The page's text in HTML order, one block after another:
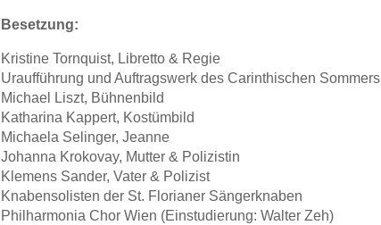
Besetzung:
Kristine Tornquist, Libretto & Regie
Uraufführung und Auftragswerk des Carinthischen Sommers
Michael Liszt, Bühnenbild
Katharina Kappert, Kostümbild
Michaela Selinger, Jeanne
Johanna Krokovay, Mutter & Polizistin
Klemens Sander, Vater & Polizist
Knabensolisten der St. Florianer Sängerknaben
Philharmonia Chor Wien (Einstudierung: Walter Zeh)